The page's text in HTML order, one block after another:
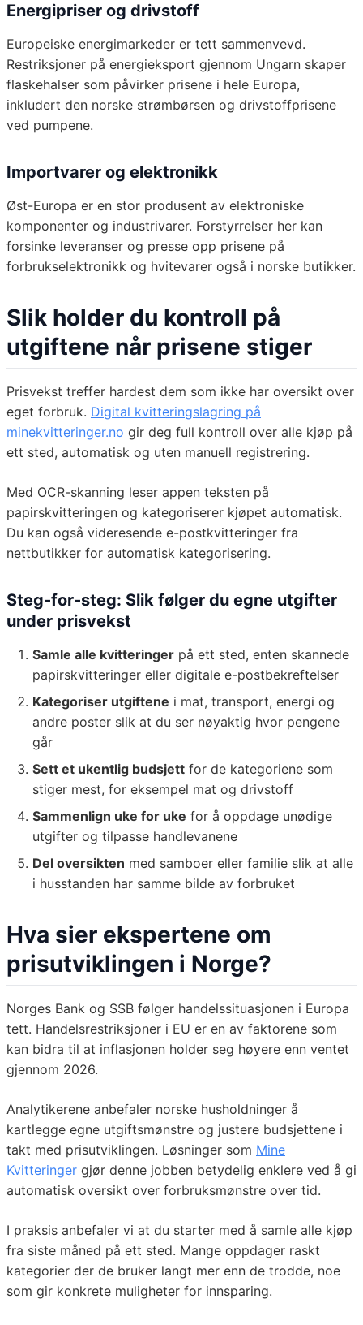
Energipriser og drivstoff
Europeiske energimarkeder er tett sammenvevd.
Restriksjoner på energieksport gjennom Ungarn skaper
flaskehalser som påvirker prisene i hele Europa,
inkludert den norske strømbørsen og drivstoffprisene
ved pumpene.
Importvarer og elektronikk
Øst-Europa er en stor produsent av elektroniske
komponenter og industrivarer. Forstyrrelser her kan
forsinke leveranser og presse opp prisene på
forbrukselektronikk og hvitevarer også i norske butikker.
Slik holder du kontroll på
utgiftene når prisene stiger
Prisvekst treffer hardest dem som ikke har oversikt over
eget forbruk. Digital kvitteringslagring på
minekvitteringer.no gir deg full kontroll over alle kjøp på
ett sted, automatisk og uten manuell registrering.
Med OCR-skanning leser appen teksten på
papirskvitteringen og kategoriserer kjøpet automatisk.
Du kan også videresende e-postkvitteringer fra
nettbutikker for automatisk kategorisering.
Steg-for-steg: Slik følger du egne utgifter
under prisvekst
Samle alle kvitteringer på ett sted, enten skannede
papirskvitteringer eller digitale e-postbekreftelser
Kategoriser utgiftene i mat, transport, energi og
andre poster slik at du ser nøyaktig hvor pengene
går
Sett et ukentlig budsjett for de kategoriene som
stiger mest, for eksempel mat og drivstoff
Sammenlign uke for uke for å oppdage unødige
utgifter og tilpasse handlevanene
Del oversikten med samboer eller familie slik at alle
i husstanden har samme bilde av forbruket
Hva sier ekspertene om
prisutviklingen i Norge?
Norges Bank og SSB følger handelssituasjonen i Europa
tett. Handelsrestriksjoner i EU er en av faktorene som
kan bidra til at inflasjonen holder seg høyere enn ventet
gjennom 2026.
Analytikerene anbefaler norske husholdninger å
kartlegge egne utgiftsmønstre og justere budsjettene i
takt med prisutviklingen. Løsninger som Mine
Kvitteringer gjør denne jobben betydelig enklere ved å gi
automatisk oversikt over forbruksmønstre over tid.
I praksis anbefaler vi at du starter med å samle alle kjøp
fra siste måned på ett sted. Mange oppdager raskt
kategorier der de bruker langt mer enn de trodde, noe
som gir konkrete muligheter for innsparing.